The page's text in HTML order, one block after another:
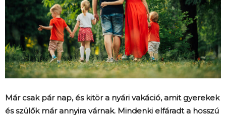
Már csak pár nap, és kitör a nyári vakáció, amit gyerekek
és szülők már annyira várnak. Mindenki elfáradt a hosszú